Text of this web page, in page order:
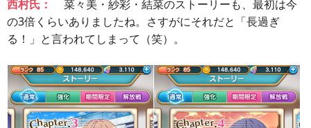
西村氏：
菜々美・紗彩・結菜のストーリーも、最初は今
の3倍くらいありましたね。さすがにそれだと「長過ぎ
る！」と言われてしまって（笑）。